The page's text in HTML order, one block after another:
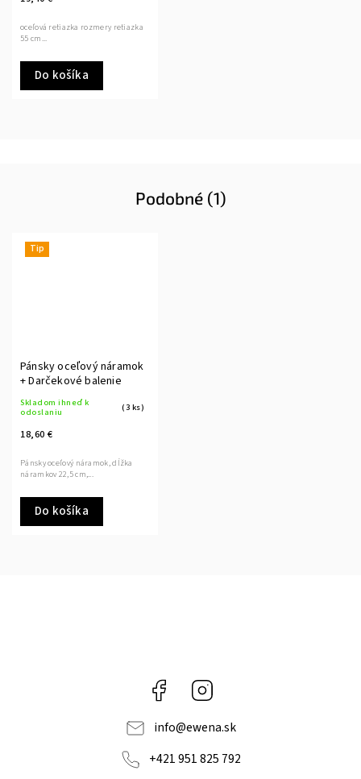
Do košíka
oceľová retiazka rozmery retiazka
55 cm...
Podobné (1)
Tip
Pánsky oceľový náramok
+ Darčekové balenie
Skladom ihneď k
odoslaniu
(3 ks)
18,60 €
Do košíka
Pánsky oceľový náramok, dĺžka
náramkov 22,5 cm,...
Facebook
info@ewena.sk
+421 951 825 792